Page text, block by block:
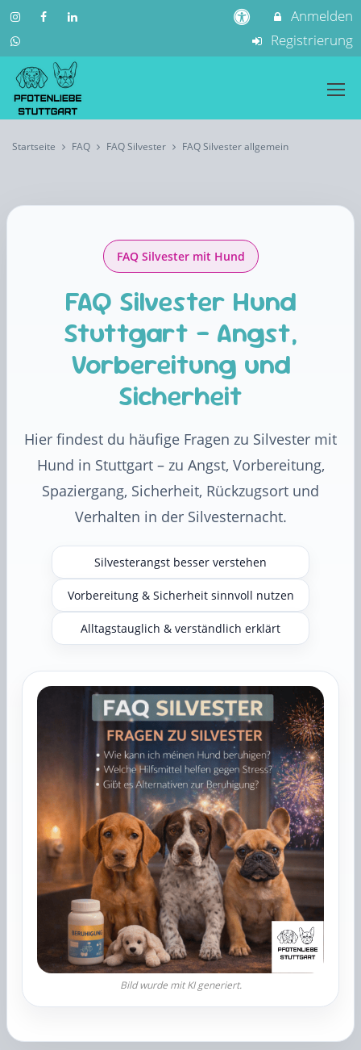
Anmelden
Registrierung
Startseite FAQ FAQ Silvester FAQ Silvester allgemein
FAQ Silvester mit Hund
FAQ Silvester Hund
Stuttgart – Angst,
Vorbereitung und
Sicherheit
Hier findest du häufige Fragen zu Silvester mit
Hund in Stuttgart – zu Angst, Vorbereitung,
Spaziergang, Sicherheit, Rückzugsort und
Verhalten in der Silvesternacht.
Silvesterangst besser verstehen
Vorbereitung & Sicherheit sinnvoll nutzen
Alltagstauglich & verständlich erklärt